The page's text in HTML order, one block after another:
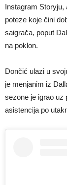
Instagram Storyju,
poteze koje čini
saigrača, poput
na poklon.
Dončić ulazi u
je menjanim iz
sezone je igrao uz
asistencija po